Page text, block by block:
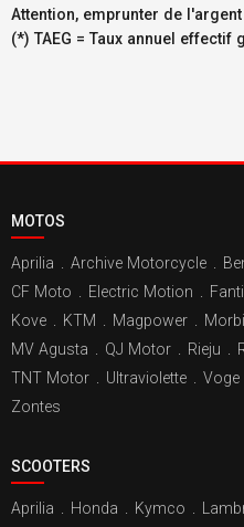
Attention, emprunter de
(*) TAEG = Taux annuel effectif
MOTOS
Aprilia Archive Motorcycle
CF Moto
Electric Motion
Kove
KTM Magpower
MV Agusta
QJ Motor Rieju
TNT Motor
Ultraviolette Voge
Zontes
SCOOTERS
Aprilia Honda Kymco